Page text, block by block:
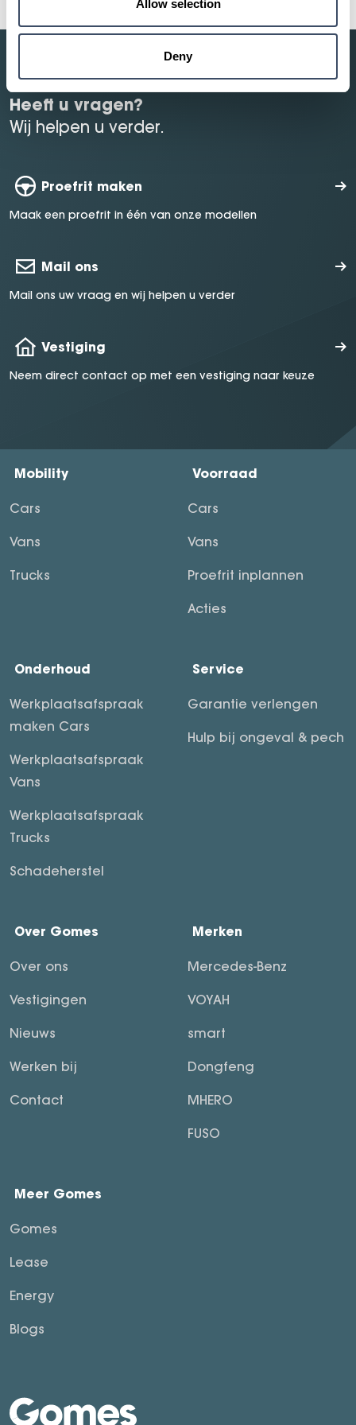
Allow selection
Deny
Heeft u vragen?
Wij helpen u verder.
Proefrit maken
Maak een proefrit in één van onze modellen
Mail ons
Mail ons uw vraag en wij helpen u verder
Vestiging
Neem direct contact op met een vestiging naar keuze
Mobility
Cars
Vans
Trucks
Voorraad
Cars
Vans
Proefrit inplannen
Acties
Onderhoud
Werkplaatsafspraak
maken Cars
Werkplaatsafspraak
Vans
Werkplaatsafspraak
Trucks
Schadeherstel
Service
Garantie verlengen
Hulp bij ongeval & pech
Over Gomes
Over ons
Vestigingen
Nieuws
Werken bij
Contact
Merken
Mercedes-Benz
VOYAH
smart
Dongfeng
MHERO
FUSO
Meer Gomes
Gomes
Lease
Energy
Blogs